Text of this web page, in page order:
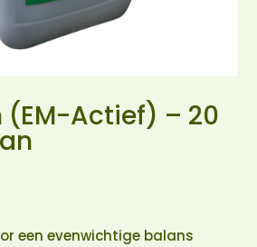
(EM-Actief) – 20
een evenwichtige balans